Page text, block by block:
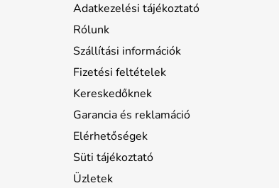
Adatkezelési tájékoztató
Rólunk
Szállítási információk
Fizetési feltételek
Kereskedőknek
Garancia és reklamáció
Elérhetőségek
Süti tájékoztató
Üzletek